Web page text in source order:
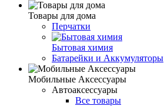
Товары для дома
Перчатки
Бытовая химия
Батарейки и Аккумуляторы
Мобильные Аксессуары
Автоаксессуары
Все товары